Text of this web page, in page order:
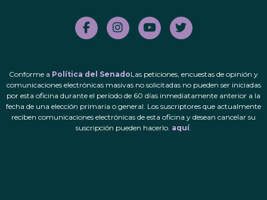
Conforme a Política del SenadoLas peticiones, encuestas de opinión y
comunicaciones electrónicas masivas no solicitadas no pueden ser iniciadas
por esta oficina durante el período de 60 días inmediatamente anterior a la
fecha de una elección primaria o general. Los suscriptores que actualmente
reciben comunicaciones electrónicas de esta oficina y desean cancelar su
suscripción pueden hacerlo. aquí